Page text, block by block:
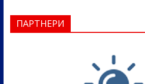
ПАРТНЕРИ